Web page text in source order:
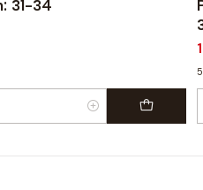
31-34